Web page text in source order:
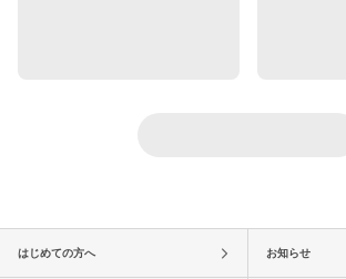
はじめての方へ お知らせ